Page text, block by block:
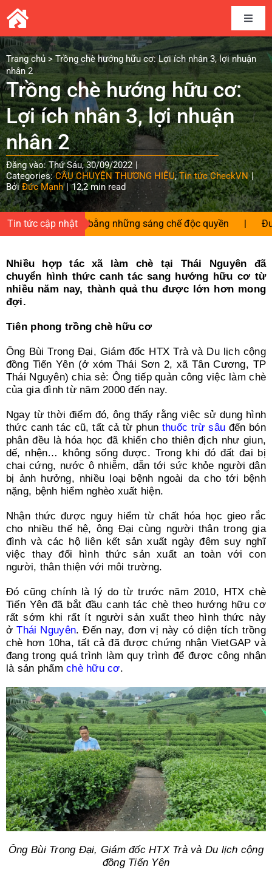
Skip
to
content
Toggle
Home
Câu chuyện thương hiệu
Kết nối cung cầu
Chia sẻ kinh nghiệm
Tài liệu
Search
for:
Trang chủ> Trồng chè hướng hữu cơ: Lợi ích nhân 3, lợi nhuận
nhân 2
Trồng chè hướng hữu cơ:
Lợi ích nhân 3, lợi nhuận
nhân 2
Đăng vào: Thứ Sáu, 30/09/2022 |
Categories:CÂU CHUYỆN THƯƠNG HIỆU,Tin tức CheckVN |
BởiĐức Mạnh | 12,2 min read
Tin tức cập nhật
Việt bằng những sáng chế độc quyền | Đường tới
Nhiều hợp tác xã làm chè tại Thái Nguyên đã
chuyển hình thức canh tác sang hướng hữu cơ từ
nhiều năm nay, thành quả thu được lớn hơn mong
đợi.
Tiên phong trồng chè hữu cơ
Ông Bùi Trọng Đại, Giám đốc HTX Trà và Du lịch cộng
đồng Tiến Yên (ở xóm Thái Sơn 2, xã Tân Cương, TP
Thái Nguyên) chia sẻ: Ông tiếp quản công việc làm chè
của gia đình từ năm 2000 đến nay.
Ngay từ thời điểm đó, ông thấy rằng việc sử dụng hình
thức canh tác cũ, tất cả từ phun thuốc trừ sâu đến bón
phân đều là hóa học đã khiến cho thiên địch như giun,
dế, nhện… không sống được. Trong khi đó đất đai bị
chai cứng, nước ô nhiễm, dẫn tới sức khỏe người dân
bị ảnh hưởng, nhiều loại bệnh ngoài da cho tới bệnh
nặng, bệnh hiểm nghèo xuất hiện.
Nhận thức được nguy hiểm từ chất hóa học gieo rắc
cho nhiều thế hệ, ông Đại cùng người thân trong gia
đình và các hộ liên kết sản xuất ngày đêm suy nghĩ
việc thay đổi hình thức sản xuất an toàn với con
người, thân thiện với môi trường.
Đó cũng chính là lý do từ trước năm 2010, HTX chè
Tiến Yên đã bắt đầu canh tác chè theo hướng hữu cơ
rất sớm khi rất ít người sản xuất theo hình thức này
ởThái Nguyên. Đến nay, đơn vị này có diện tích trồng
chè hơn 10ha, tất cả đã được chứng nhận VietGAP và
đang trong quá trình làm quy trình để được công nhận
là sản phẩmchè hữu cơ.
Ông Bùi Trọng Đại, Giám đốc HTX Trà và Du lịch cộng
đồng Tiến Yên